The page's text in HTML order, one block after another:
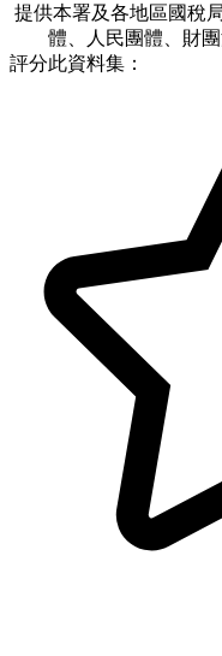
提供本署及各地區國稅
體、人民團體、財
評分此資料集：